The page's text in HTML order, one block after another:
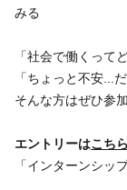
みる
「社会で働くって
「ちょっと不安...
そんな方はぜひ参
エントリーはこちら
「インターンシッ